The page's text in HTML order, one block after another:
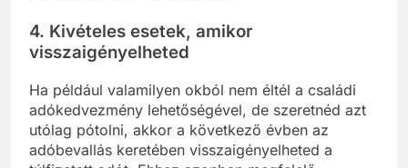
4. Kivételes esetek, amikor
visszaigényelheted
Ha például valamilyen okból nem éltél a családi
adókedvezmény lehetőségével, de szeretnéd azt
utólag pótolni, akkor a következő évben az
adóbevallás keretében visszaigényelheted a